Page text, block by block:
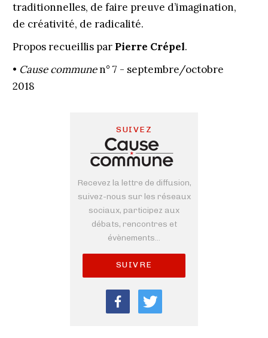
traditionnelles, de faire preuve d’imagination,
de créativité, de radicalité.
Propos recueillis par Pierre Crépel.
• Cause communen° 7 - septembre/octobre
2018
SUIVEZ
Recevez la lettre de diffusion,
suivez-nous sur les réseaux
sociaux, participez aux
débats, rencontres et
évènements...
SUIVRE